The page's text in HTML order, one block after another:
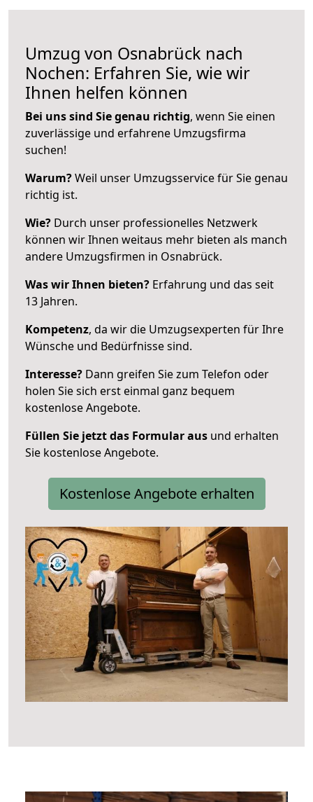
Umzug von Osnabrück nach
Nochen: Erfahren Sie, wie wir
Ihnen helfen können
Bei uns sind Sie genau richtig, wenn Sie einen
zuverlässige und erfahrene Umzugsfirma
suchen!
Warum?Weil unser Umzugsservice für Sie genau
richtig ist.
Wie? Durch unser professionelles Netzwerk
können wir Ihnen weitaus mehr bieten als manch
andere Umzugsfirmen in Osnabrück.
Was wir Ihnen bieten? Erfahrung und das seit
13 Jahren.
Kompetenz, da wir die Umzugsexperten für Ihre
Wünsche und Bedürfnisse sind.
Interesse? Dann greifen Sie zum Telefon oder
holen Sie sich erst einmal ganz bequem
kostenlose Angebote.
Füllen Sie jetzt das Formular aus und erhalten
Sie kostenlose Angebote.
Kostenlose Angebote erhalten